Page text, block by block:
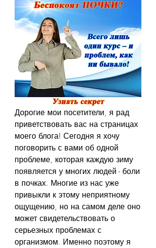
Дорогие мои посетители, я рад
приветствовать вас на страницах
моего блога! Сегодня я хочу
поговорить с вами об одной
проблеме, которая каждую зиму
появляется у многих людей - боли
в почках. Многие из нас уже
привыкли к этому неприятному
ощущению, но на самом деле оно
может свидетельствовать о
серьезных проблемах с
организмом. Именно поэтому я